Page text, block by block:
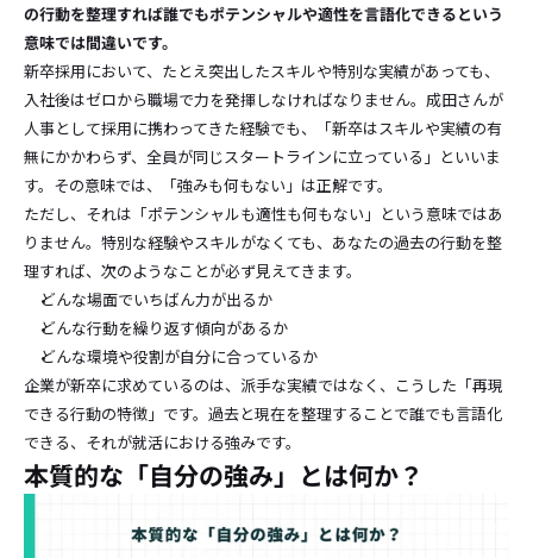
の行動を整理すれば誰でもポテンシャルや適性を言語化できるという
意味では間違いです。
新卒採用において、たとえ突出したスキルや特別な実績があっても、
入社後はゼロから職場で力を発揮しなければなりません。成田さんが
人事として採用に携わってきた経験でも、「新卒はスキルや実績の有
無にかかわらず、全員が同じスタートラインに立っている」といいま
す。その意味では、「強みも何もない」は正解です。
ただし、それは「ポテンシャルも適性も何もない」という意味ではあ
りません。特別な経験やスキルがなくても、あなたの過去の行動を整
理すれば、次のようなことが必ず見えてきます。
どんな場面でいちばん力が出るか
どんな行動を繰り返す傾向があるか
どんな環境や役割が自分に合っているか
企業が新卒に求めているのは、派手な実績ではなく、こうした「再現
できる行動の特徴」です。過去と現在を整理することで誰でも言語化
できる、それが就活における強みです。
本質的な「自分の強み」とは何か？